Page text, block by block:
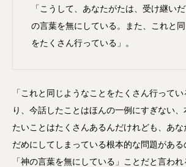
「こうして、あなたがたは、受け継い
の言葉を無にしている。また、これと
をたくさん行っている」。
「これと同じようなことをたくさん行って
り、今話したことはほんの一例にすぎない
たいことはたくさんあるんだけれども、あ
だめにしてしまっている根本的な問題があ
「神の言葉を無にしている」ことだと言わ